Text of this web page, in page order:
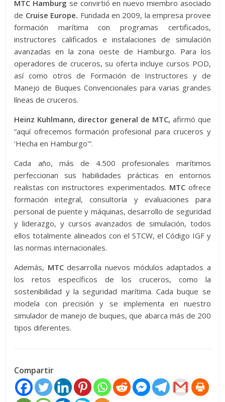
MTC Hamburg se convirtió en nuevo miembro asociado
de Cruise Europe. Fundada en 2009, la empresa provee
formación marítima con programas certificados,
instructores calificados e instalaciones de simulación
avanzadas en la zona oeste de Hamburgo. Para los
operadores de cruceros, su oferta incluye cursos POD,
así como otros de Formación de Instructores y de
Manejo de Buques Convencionales para varias grandes
líneas de cruceros.
Heinz Kuhlmann, director general de MTC, afirmó que
“aquí ofrecemos formación profesional para cruceros y
‘Hecha en Hamburgo'”.
Cada año, más de 4.500 profesionales marítimos
perfeccionan sus habilidades prácticas en entornos
realistas con instructores experimentados. MTCofrece
formación integral, consultoría y evaluaciones para
personal de puente y máquinas, desarrollo de seguridad
y liderazgo, y cursos avanzados de simulación, todos
ellos totalmente alineados con el STCW, el Código IGF y
las normas internacionales.
Además, MTCdesarrolla nuevos módulos adaptados a
los retos específicos de los cruceros, como la
sostenibilidad y la seguridad marítima. Cada buque se
modela con precisión y se implementa en nuestro
simulador de manejo de buques, que abarca más de 200
tipos diferentes.
Compartir